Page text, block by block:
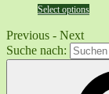
Select options
Previous - Next
Suche nach: